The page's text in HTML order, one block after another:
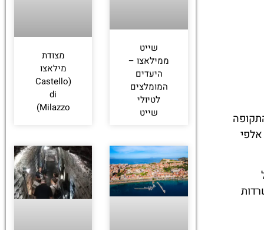
שייט
ממילאצו –
היעדים
המומלצים
לטיולי
שייט
מצודת
מילאצו
(Castello
di
Milazzo)